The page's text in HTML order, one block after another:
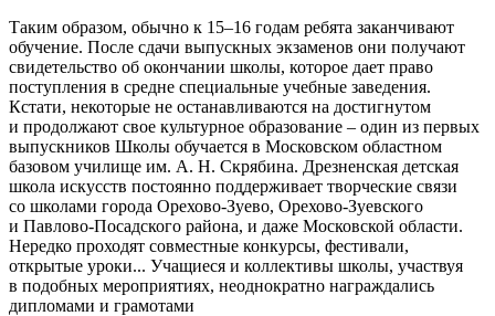
Таким образом, обычно к 15–16 годам ребята заканчивают
обучение. После сдачи выпускных экзаменов они получают
свидетельство об окончании школы, которое дает право
поступления в средне специальные учебные заведения.
Кстати, некоторые не останавливаются на достигнутом
и продолжают свое культурное образование – один из первых
выпускников Школы обучается в Московском областном
базовом училище им. А. Н. Скрябина. Дрезненская детская
школа искусств постоянно поддерживает творческие связи
со школами города Орехово-Зуево, Орехово-Зуевского
и Павлово-Посадского района, и даже Московской области.
Нередко проходят совместные конкурсы, фестивали,
открытые уроки... Учащиеся и коллективы школы, участвуя
в подобных мероприятиях, неоднократно награждались
дипломами и грамотами